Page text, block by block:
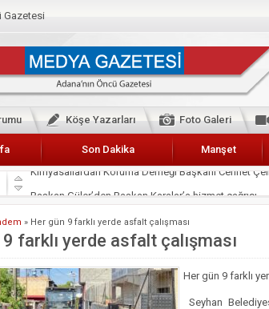
Gazetesi
Köşe Yazarları Foto Galeri
Son Dakika Manşet
Lokantacılar ve Kebapçılar Esnaf Odası Başkanı
Hak-İş Abdurrahman Yücel
HDP İL BİNASININ ÖNÜNDE ANNELER TARİH
CEYHAN TİCARET ODASI
Hainler emellerine asla erişemeyecekler
» Her gün 9 farklı yerde asfalt çalışması
farklı yerde asfalt çalışması
Her gün 9 farklı
Seyhan